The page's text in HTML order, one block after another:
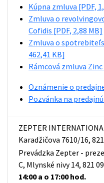
Kúpna zmluva [PDF,
Zmluva o
Cofidis [PDF, 2,88 MB]
Zmluva o
462,41 KB]
Rámcová zmluva Zinc
Oznámenie o
Pozvánka na
ZEPTER
Karadžičova 7610/16,
Prevádzka Zepter -
C, Mlynské nivy 14, 821
14:00 a o 17:00 hod.